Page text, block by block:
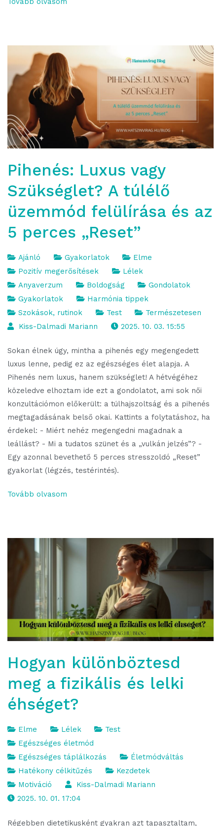
Pihenés: Luxus vagy
Szükséglet? A túlélő
üzemmód felülírása és az
5 perces „Reset”
Ajánló Gyakorlatok
Elme
Pozitív megerősítések
Lélek
Anyaverzum
Boldogság
Gondolatok
Gyakorlatok
Harmónia tippek
Szokások, rutinok
Test
Természetesen
Kiss-Dalmadi Mariann
2025. 10. 03. 15:55
Sokan élnek úgy, mintha a pihenés egy megengedett
luxus lenne, pedig ez az egészséges élet alapja. A
Pihenés nem luxus, hanem szükséglet! A hétvégéhez
közeledve elhoztam ide ezt a gondolatot, ami sok női
konzultációmon előkerült: a túlhajszoltság és a pihenés
megtagadásának belső okai. Kattints a folytatáshoz, ha
érdekel: - Miért nehéz megengedni magadnak a
leállást? - Mi a tudatos szünet és a „vulkán jelzés”? -
Egy azonnal bevethető 5 perces stresszoldó „Reset”
gyakorlat (légzés, testérintés).
Tovább olvasom
Hogyan különböztesd
meg a fizikális és lelki
éhséget?
Elme Lélek
Test
Egészséges életmód
Egészséges táplálkozás
Életmódváltás
Hatékony célkitűzés
Kezdetek
Motiváció
Kiss-Dalmadi Mariann
2025. 10. 01. 17:04
Régebben dietetikusként gyakran azt tapasztaltam,